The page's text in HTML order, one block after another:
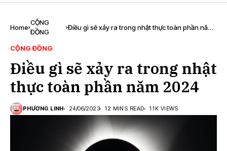
Home
CỘNG
ĐỒNG
Điều gì sẽ xảy ra trong nhật thực toàn phần năm
CỘNG ĐỒNG
Điều gì sẽ xảy ra trong nhật
thực toàn phần năm 2024
PHƯƠNG LINH 24/06/2023 12 MINS READ 1.1K VIEWS